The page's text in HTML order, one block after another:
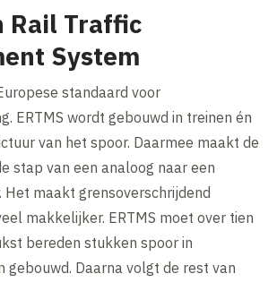
Rail Traffic
System
standaard voor
ERTMS wordt gebouwd in treinen én
van het spoor. Daarmee maakt de
stap van een analoog naar een
Het maakt grensoverschrijdend
makkelijker. ERTMS moet over tien
bereden stukken spoor in
gebouwd. Daarna volgt de rest van